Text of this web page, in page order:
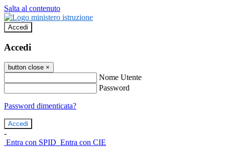
Salta al contenuto
Accedi
Accedi
button close ×
Nome Utente
Password
Password dimenticata?
-
Entra con SPID Entra con CIE